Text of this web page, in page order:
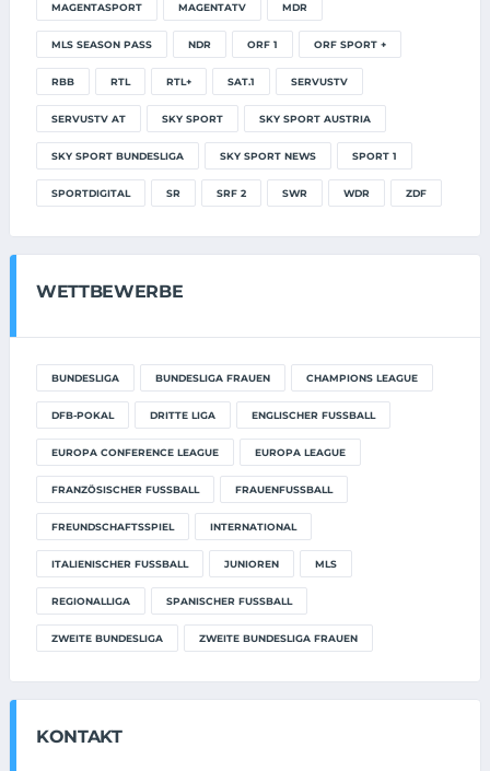
MAGENTASPORT MAGENTATV MDR
MLS SEASON PASS NDR ORF 1 ORF SPORT +
RBB RTL RTL+ SAT.1 SERVUSTV
SERVUSTV AT SKY SPORT SKY SPORT AUSTRIA
SKY SPORT BUNDESLIGA SKY SPORT NEWS SPORT 1
SPORTDIGITAL SR SRF 2 SWR WDR ZDF
WETTBEWERBE
BUNDESLIGA BUNDESLIGA FRAUEN CHAMPIONS LEAGUE
DFB-POKAL DRITTE LIGA ENGLISCHER FUSSBALL
EUROPA CONFERENCE LEAGUE EUROPA LEAGUE
FRANZÖSISCHER FUSSBALL FRAUENFUSSBALL
FREUNDSCHAFTSSPIEL INTERNATIONAL
ITALIENISCHER FUSSBALL JUNIOREN MLS
REGIONALLIGA SPANISCHER FUSSBALL
ZWEITE BUNDESLIGA ZWEITE BUNDESLIGA FRAUEN
KONTAKT